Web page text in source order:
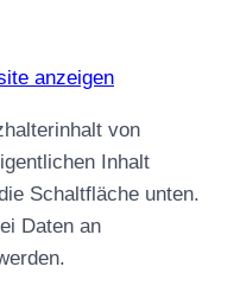
anzeigen
von
Inhalt
Schaltfläche unten.
Daten an